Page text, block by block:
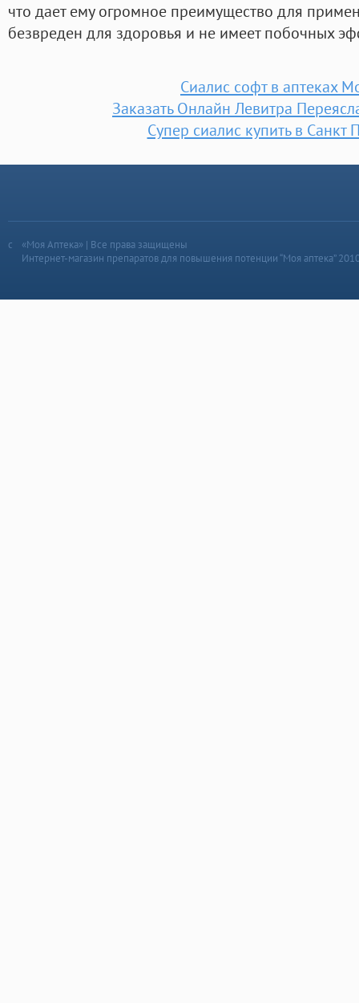
что дает ему огромное преимущество для
безвреден для здоровья и не имеет побочных
Сиалис софт в аптеках
Заказать Онлайн Левитра
Супер сиалис купить в Санкт
«Моя Аптека» | Все права защищены
Интернет-магазин препаратов для повышения потенции “Моя аптека”